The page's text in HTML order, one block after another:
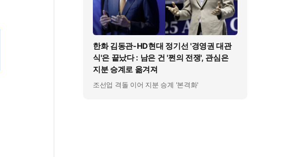
한화 김동관-HD현대 정기선 '경영권 대관
식'은 끝났다 : 남은 건 '쩐의 전쟁', 관심은
지분 승계로 옮겨져
조선업 격돌 이어 지분 승계 '본격화'